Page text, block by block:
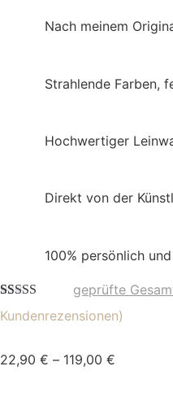
Nach meinem
Strahlende Farben,
Hochwertiger
Direkt von der
100% persönlich
Bewertet mit
5.00von 5,
11
geprüfte
Kundenrezensionen)
22,90 € – 119,00 €